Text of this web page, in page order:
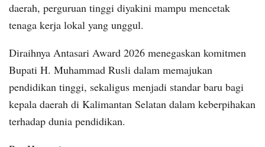
daerah, perguruan tinggi diyakini mampu mencetak
tenaga kerja lokal yang unggul.
Diraihnya Antasari Award 2026 menegaskan komitmen
Bupati H. Muhammad Rusli dalam memajukan
pendidikan tinggi, sekaligus menjadi standar baru bagi
kepala daerah di Kalimantan Selatan dalam keberpihakan
terhadap dunia pendidikan.